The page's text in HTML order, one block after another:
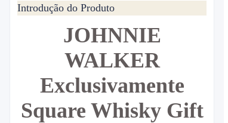
Introdução do Produto
JOHNNIE
WALKER
Exclusivamente
Square Whisky Gift